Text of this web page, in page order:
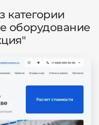
категории
оборудование